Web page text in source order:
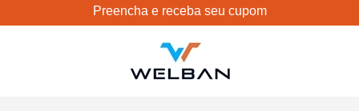
Preencha e receba seu cupom